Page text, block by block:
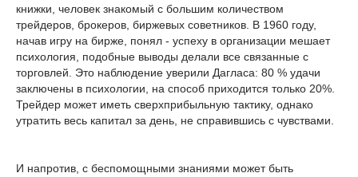
книжки, человек знакомый с большим количеством
трейдеров, брокеров, биржевых советников. В 1960 году,
начав игру на бирже, понял - успеху в организации мешает
психология, подобные выводы делали все связанные с
торговлей. Это наблюдение уверили Дагласа: 80 % удачи
заключены в психологии, на способ приходится только 20%.
Трейдер может иметь сверхприбыльную тактику, однако
утратить весь капитал за день, не справившись с чувствами.
И напротив, с беспомощными знаниями может быть